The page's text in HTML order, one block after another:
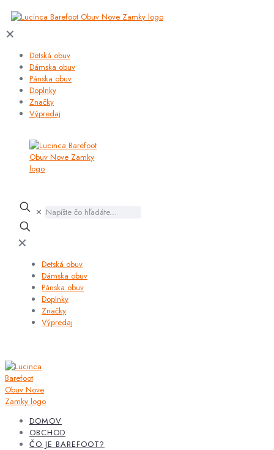
✕
Detská obuv
Dámska obuv
Pánska obuv
Doplnky
Značky
Výpredaj
✕
✕
Detská obuv
Dámska obuv
Pánska obuv
Doplnky
Značky
Výpredaj
DOMOV
OBCHOD
ČO JE BAREFOOT?